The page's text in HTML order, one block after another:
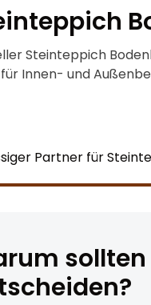
Steinteppich
Innen- und
Partner für